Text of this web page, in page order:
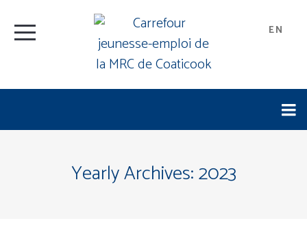
EN
Yearly Archives:2023